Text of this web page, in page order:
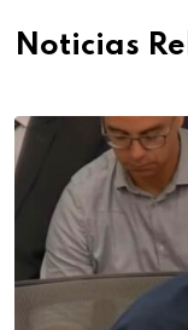
Noticias